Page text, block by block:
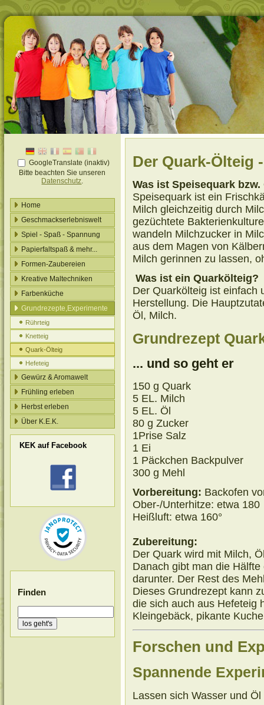
GoogleTranslate (inaktiv)
Bitte beachten Sie unseren
Datenschutz.
Home
Geschmackserlebniswelt
Spiel - Spaß - Spannung
Papierfaltspaß & mehr...
Formen-Zaubereien
Kreative Maltechniken
Farbenküche
Grundrezepte,Experimente
Rührteig
Knetteig
Quark-Ölteig
Hefeteig
Gewürz & Aromawelt
Frühling erleben
Herbst erleben
Über K.E.K.
KEK auf Facebook
Finden
Der Quark-Ölteig
Was ist Speisequark bzw.
Speisequark ist ein
Milch gleichzeitig durch
gezüchtete
wandeln Milchzucker in
aus dem Magen von
Milch gerinnen zu lassen,
Was ist ein Quarkölteig?
Der Quarkölteig ist einfach
Herstellung. Die
Öl, Milch.
Grundrezept
... und so geht er
150 g Quark
5 EL. Milch
5 EL. Öl
80 g Zucker
1Prise Salz
1 Ei
1 Päckchen Backpulver
300 g Mehl
Vorbereitung: Backofen
Ober-/Unterhitze: etwa 180
Heißluft: etwa 160°
Zubereitung:
Der Quark wird mit Milch,
Danach gibt man die
darunter. Der Rest des
Dieses Grundrezept kann
die sich auch aus Hefeteig
Kleingebäck, pikante
Forschen und
Spannende
Lassen sich Wasser und